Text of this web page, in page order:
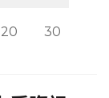
20 30